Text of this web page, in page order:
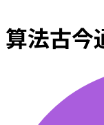
算法古今